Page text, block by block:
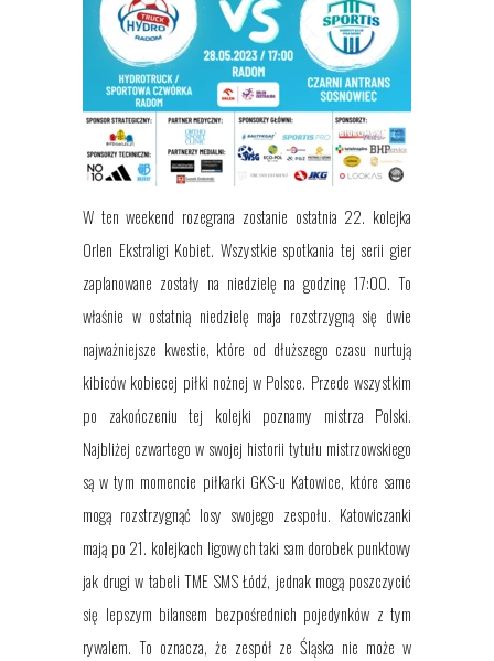
W ten weekend rozegrana zostanie ostatnia 22. kolejka
Orlen Ekstraligi Kobiet. Wszystkie spotkania tej serii gier
zaplanowane zostały na niedzielę na godzinę 17:00. To
właśnie w ostatnią niedzielę maja rozstrzygną się dwie
najważniejsze kwestie, które od dłuższego czasu nurtują
kibiców kobiecej piłki nożnej w Polsce. Przede wszystkim
po zakończeniu tej kolejki poznamy mistrza Polski.
Najbliżej czwartego w swojej historii tytułu mistrzowskiego
sąw tym momencie piłkarki GKS-u Katowice, które same
mogą rozstrzygnąć losy swojego zespołu. Katowiczanki
mają po 21. kolejkach ligowychtaki sam dorobek punktowy
jak drugiw tabeli TME SMS Łódź, jednak mogą poszczycić
się lepszym bilansem bezpośrednich pojedynków z tym
rywalem. To oznacza, że zespół ze Śląska nie może w